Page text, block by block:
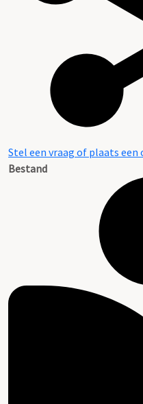
Stel een vraag of plaats
Bestand